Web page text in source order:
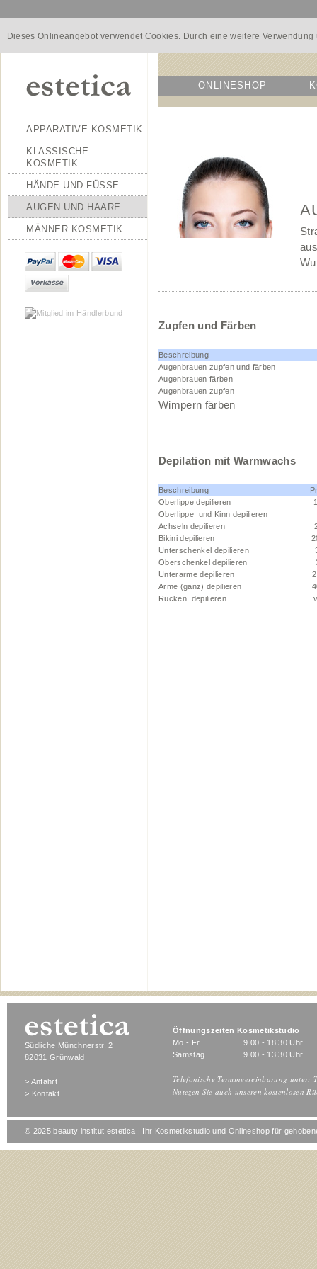
Dieses Onlineangebot verwendet Cookies. Durch eine weitere
APPARATIVE KOSMETIK
KLASSISCHE
KOSMETIK
HÄNDE UND FÜSSE
AUGEN UND HAARE
MÄNNER KOSMETIK
ONLINESHOP
Zupfen und Färben
Beschreibung
Augenbrauen zupfen und färben
Augenbrauen färben
Augenbrauen zupfen
Wimpern
Depilation mit Warmwachs
Beschreibung Preis/
Oberlippe depilieren
Oberlippe und Kinn depilieren
Achseln depilieren
Bikini depilieren 20
Unterschenkel depilieren
Oberschenkel depilieren
Unterarme depilieren
Arme (ganz) depilieren
Rücken depilieren von 50 -
Südliche Münchnerstr. 2
82031 Grünwald
> Anfahrt
> Kontakt
Öffnungszeiten Kosmetikstudio
Mo - Fr
9.00 - 18.30 Uhr
Samstag
9.00 - 13.30 Uhr
Telefonische Terminvereinbarung unter:
Nutezen Sie auch unseren kostenlosen
© 2025 beauty institut estetica | Ihr Kosmetikstudio und Onlineshop für